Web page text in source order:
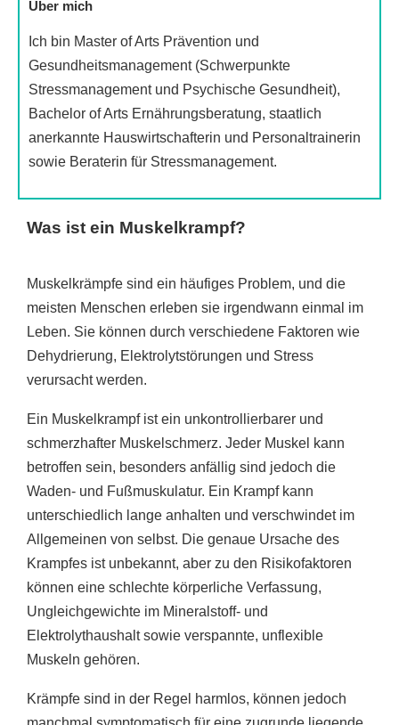
Über mich
Ich bin Master of Arts Prävention und
Gesundheitsmanagement (Schwerpunkte
Stressmanagement und Psychische Gesundheit),
Bachelor of Arts Ernährungsberatung, staatlich
anerkannte Hauswirtschafterin und Personaltrainerin
sowie Beraterin für Stressmanagement.
Was ist ein Muskelkrampf?
Muskelkrämpfe sind ein häufiges Problem, und die
meisten Menschen erleben sie irgendwann einmal im
Leben. Sie können durch verschiedene Faktoren wie
Dehydrierung, Elektrolytstörungen und Stress
verursacht werden.
Ein Muskelkrampf ist ein unkontrollierbarer und
schmerzhafter Muskelschmerz. Jeder Muskel kann
betroffen sein, besonders anfällig sind jedoch die
Waden- und Fußmuskulatur. Ein Krampf kann
unterschiedlich lange anhalten und verschwindet im
Allgemeinen von selbst. Die genaue Ursache des
Krampfes ist unbekannt, aber zu den Risikofaktoren
können eine schlechte körperliche Verfassung,
Ungleichgewichte im Mineralstoff- und
Elektrolythaushalt sowie verspannte, unflexible
Muskeln gehören.
Krämpfe sind in der Regel harmlos, können jedoch